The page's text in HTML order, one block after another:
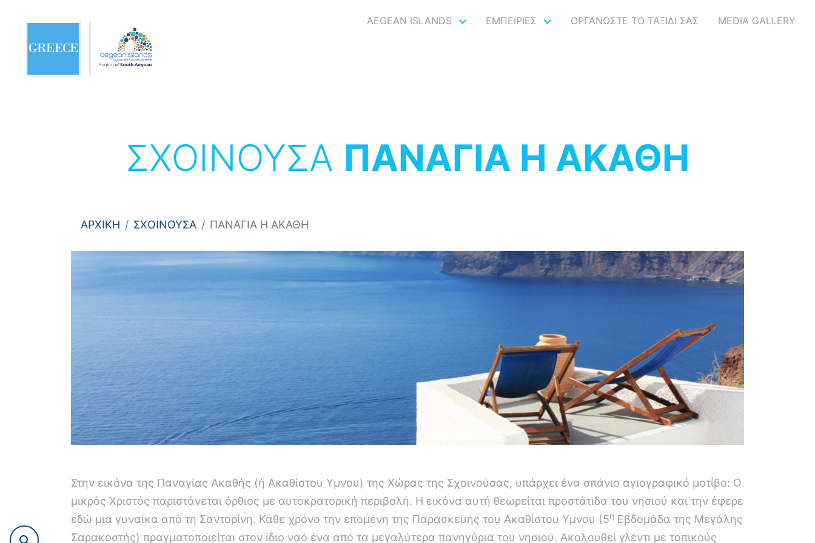
AEGEAN ISLANDS ΕΜΠΕΙΡΙΕΣ ΟΡΓΑΝΩΣΤΕ ΤΟ ΤΑΞΙΔΙ ΣΑΣ MEDIA GALLERY
ΣΧΟΙΝΟΥΣΑ ΠΑΝΑΓΙΑ Η ΑΚΑΘΗ
ΑΡΧΙΚΗ ΣΧΟΙΝΟΥΣΑ ΠΑΝΑΓΙΑ Η ΑΚΑΘΗ
Στην εικόνα της Παναγίας Ακαθής (ή Ακαθίστου Υμνου) της Χώρας της Σχοινούσας, υπάρχει ένα σπάνιο αγιογραφικό μοτίβο: Ο
μικρός Χριστός παριστάνεται όρθιος με αυτοκρατορική περιβολή. Η εικόνα αυτή θεωρείται προστάτιδα του νησιού και την έφερε
εδώ μια γυναίκα από τη Σαντορίνη. Κάθε χρόνο την επομένη της Παρασκευής του Ακαθίστου Υμνου (5η Εβδομάδα της Μεγάλης
Σαρακοστής) πραγματοποιείται στον ίδιο ναό ένα από τα μεγαλύτερα πανηγύρια του νησιού. Ακολουθεί γλέντι με τοπικούς